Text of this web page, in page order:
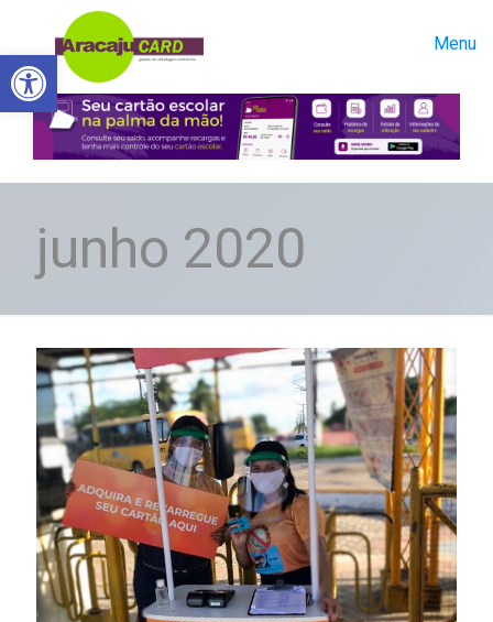
Abrir a barra de ferramentas
Menu
junho 2020